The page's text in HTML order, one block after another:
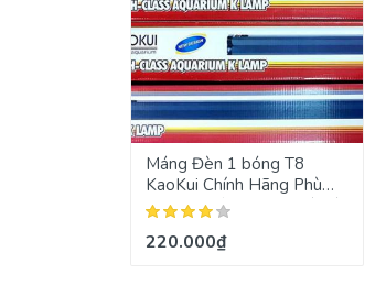
Máng Đèn 1 bóng T8
KaoKui Chính Hãng Phù
hợp cho hồ thủy sinh và cá
220.000₫